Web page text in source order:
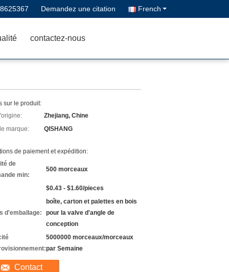
Demandez une citation French
contactez-nous
sur le produit:
Zhejiang, Chine
marque:
QISHANG
de paiement et expédition:
de
min:
500 morceaux
$0.43 - $1.60/pieces
d'emballage:
boîte, carton et palettes en bois
pour la valve d'angle de
conception
5000000 morceaux/morceaux
par Semaine
Contact